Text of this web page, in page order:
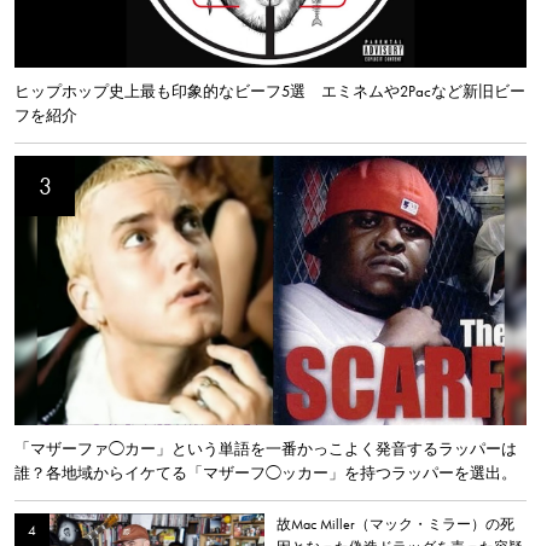
ヒップホップ史上最も印象的なビーフ5選 エミネムや2Pacなど新旧ビー
フを紹介
「マザーファ◯カー」という単語を一番かっこよく発音するラッパーは
誰？各地域からイケてる「マザーフ◯ッカー」を持つラッパーを選出。
故Mac Miller（マック・ミラー）の死